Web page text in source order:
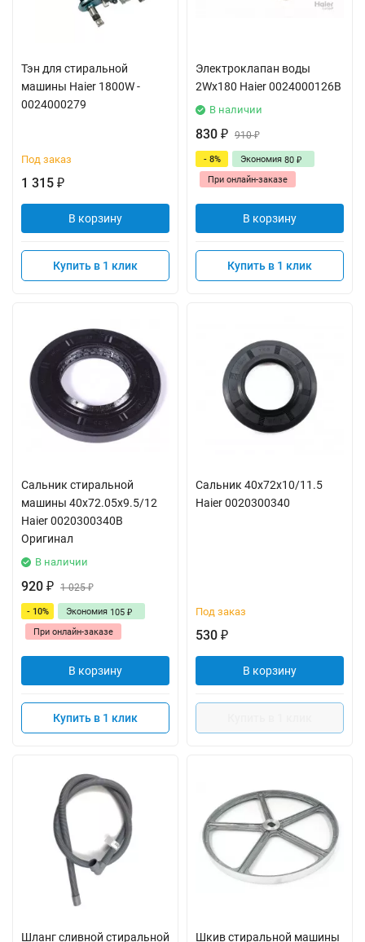
Тэн для стиральной
машины Haier 1800W -
0024000279
Под заказ
1 315 ₽
В корзину
Купить в 1 клик
Электроклапан воды
2Wx180 Haier 0024000126B
В наличии
830 ₽ 910₽
- 8% Экономия 80 ₽
При онлайн-заказе
В корзину
Купить в 1 клик
Сальник стиральной
машины 40x72.05x9.5/12
Haier 0020300340B
Оригинал
В наличии
920 ₽ 1 025₽
- 10% Экономия 105 ₽
При онлайн-заказе
В корзину
Купить в 1 клик
Сальник 40x72x10/11.5
Haier 0020300340
Под заказ
530 ₽
В корзину
Шланг сливной стиральной Шкив стиральной машины